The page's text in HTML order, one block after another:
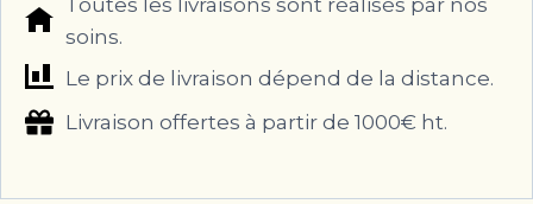
Toutes les livraisons sont réalisés par nos
soins.
Le prix de livraison dépend de la distance.
Livraison offertes à partir de 1000€ ht.